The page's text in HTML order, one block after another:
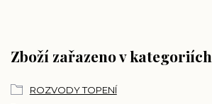
Zboží zařazeno v kategoriích
ROZVODY TOPENÍ